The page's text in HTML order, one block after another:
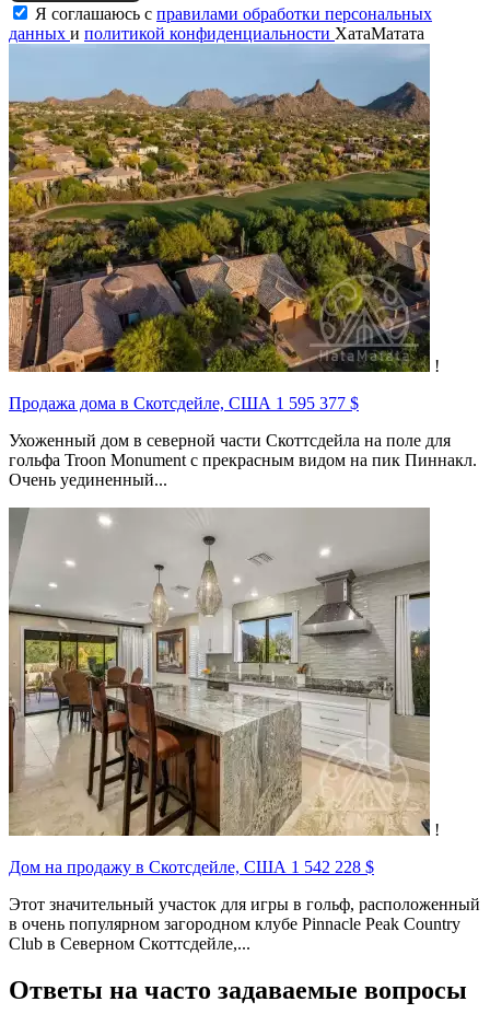
Я соглашаюсь с правилами обработки персональных
данных и политикой конфиденциальности ХатаМатата
!
Продажа дома в Скотсдейле, США 1 595 377 $
Ухоженный дом в северной части Скоттсдейла на поле для
гольфа Troon Monument с прекрасным видом на пик Пиннакл.
Очень уединенный...
!
Дом на продажу в Скотсдейле, США 1 542 228 $
Этот значительный участок для игры в гольф, расположенный
в очень популярном загородном клубе Pinnacle Peak Country
Club в Северном Скоттсдейле,...
Ответы на часто задаваемые вопросы